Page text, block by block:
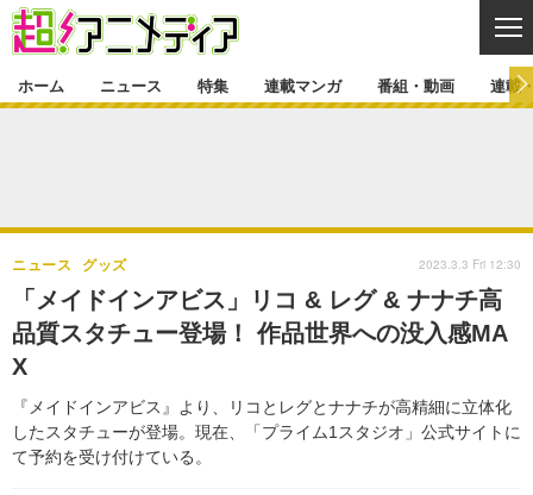
ゲーム・アプリ マンガ
グッズ イベント
舞台 新帝スタ
特集一覧 カバー
ラキりす
連載マンガ
連載一覧
番組・動画
番組・動画一覧 ラジオ
連載・ブログ
編集部ブログ・お知らせ
ホーム ニュース 特集 連載マンガ 番組・動画 連載
「メイドインアビス」リコ & レグ & ナナチ高
品質スタチュー登場！ 作品世界への没入感MA
X
『メイドインアビス』より、リコとレグとナナチが高精細に立体化
したスタチューが登場。現在、「プライム1スタジオ」公式サイトに
て予約を受け付けている。
ニュース グッズ 2023.3.3 Fri 12:30